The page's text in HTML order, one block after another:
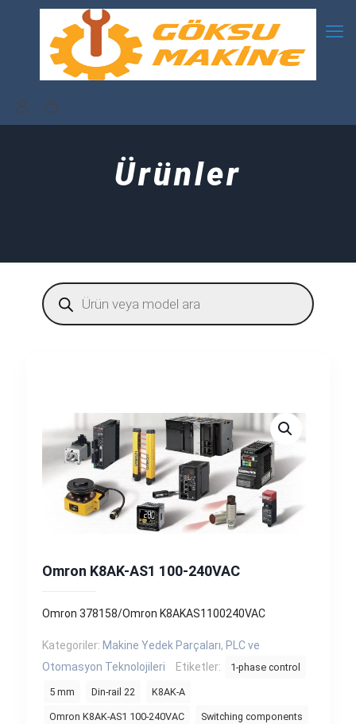
Ürünler
Products
search
Omron K8AK-AS1 100-240VAC
Omron 378158/Omron K8AKAS1100240VAC
Kategoriler: Makine Yedek Parçaları, PLC ve
Otomasyon Teknolojileri
Etiketler: 1-phase control
5 mm Din-rail 22 K8AK-A
Omron K8AK-AS1 100-240VAC Switching components